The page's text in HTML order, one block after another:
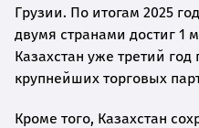
Грузии. По итогам 2025
двумя странами достиг 1
Казахстан уже третий
крупнейших торговых
Кроме того, Казахстан